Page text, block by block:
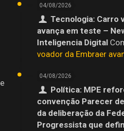
04/08/2026
Tecnologia: Carro
avança em teste –
Inteligencia Digital
voador da Embraer
04/08/2026
Política: MPE
convenção Parecer
da deliberação da
Progressista que